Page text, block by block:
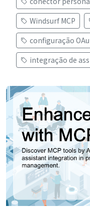
Windsurf MCP
configuração
integração de